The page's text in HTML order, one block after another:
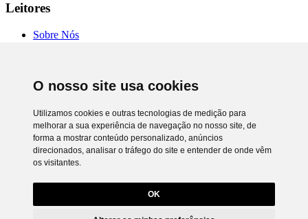
O nosso site usa cookies
Utilizamos cookies e outras tecnologias de medição para
melhorar a sua experiência de navegação no nosso site, de
forma a mostrar conteúdo personalizado, anúncios
direcionados, analisar o tráfego do site e entender de onde vêm
os visitantes.
OK
Leitores
Sobre Nós
Comprar Online
Política de Privacidade
RAL e RLL
Preferência de cookies
Chiado Books © 2026. Todos os direitos reservados.
Desenvolvimento
Utilizamos cookies próprios e de terceiros para lhe oferecer uma
Para saber que cookies usamos e como os desativar, leia a política de